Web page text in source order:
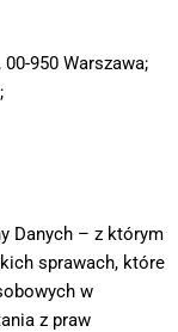
950 Warszawa;
Danych – z którym
sprawach, które
w
z praw